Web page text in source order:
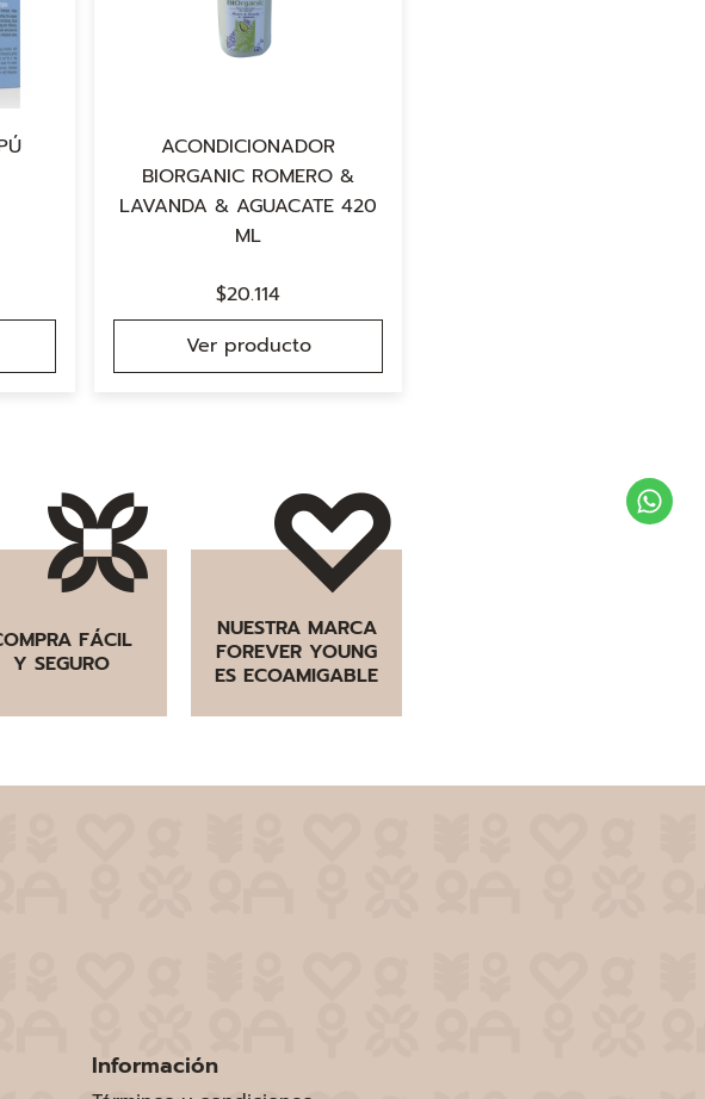
ACONDICIONADOR
BIORGANIC ROMERO &
LAVANDA & AGUACATE 420
ML
$20.114
Ver producto
FÁCIL
Y SEGURO
NUESTRA MARCA
FOREVER YOUNG
ES ECOAMIGABLE
Información